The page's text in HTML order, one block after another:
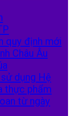
quy định mới
Châu Âu
dụng Hệ
thực phẩm
từ ngày